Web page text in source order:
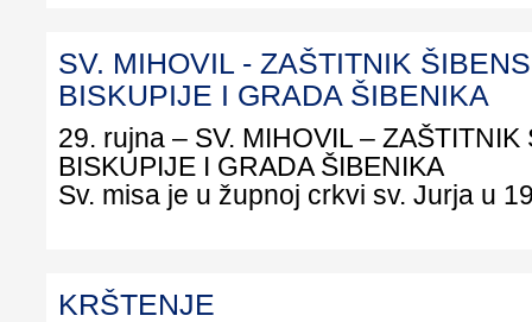
SV. MIHOVIL - ZAŠTITNIK
BISKUPIJE I GRADA ŠIBENIKA
29. rujna – SV. MIHOVIL – ZAŠTITNIK
BISKUPIJE I GRADA ŠIBENIKA
Sv. misa je u župnoj crkvi sv. Jurja u
KRŠTENJE